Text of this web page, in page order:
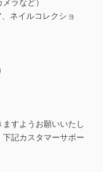
ラなど）
ネイルコレクショ
すようお願いいたし
記カスタマーサポー